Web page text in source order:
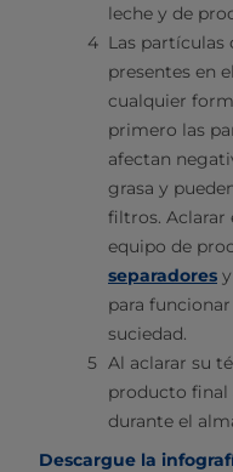
leche y de
Las partículas
presentes en
cualquier
primero las
afectan
grasa y
filtros. Aclarar
equipo de
separadores
para
suciedad.
Al aclarar su
producto final
durante el
Descargue la